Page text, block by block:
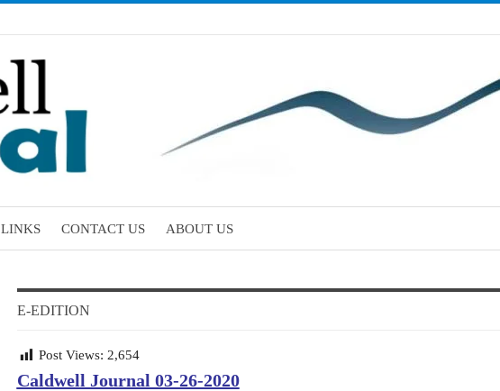
LINKS CONTACT US ABOUT US
E-EDITION
Post Views: 2,654
Caldwell Journal 03-26-2020